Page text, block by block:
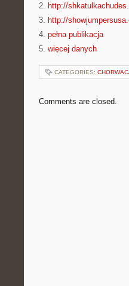
2. http://
3. http://
4. pełna publikacja
5. więcej danych
CATEGORIES:
Comments are closed.